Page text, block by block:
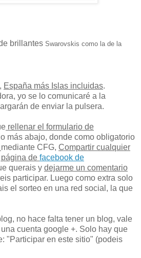
brillantes Swarovskis como la de la
España más Islas incluidas.
yo se lo comunicaré a la
de enviar la pulsera.
rellenar el formulario de
más abajo, donde como obligatorio
mediante CFG, Compartir cualquier
de facebook de
querais y dejarme un comentario
participar. Luego como extra solo
el sorteo en una red social, la que
no hace falta tener un blog, vale
cuenta google +. Solo hay que
"Participar en este sitio" (podeis